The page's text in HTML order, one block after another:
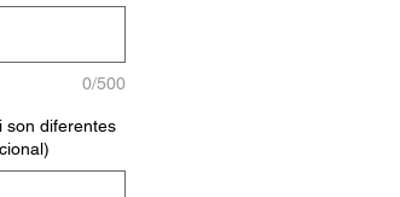
0/500
son diferentes